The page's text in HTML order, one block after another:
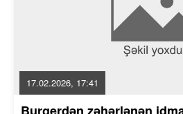
17.02.2026, 17:41
Burgerdən zəhərlənən